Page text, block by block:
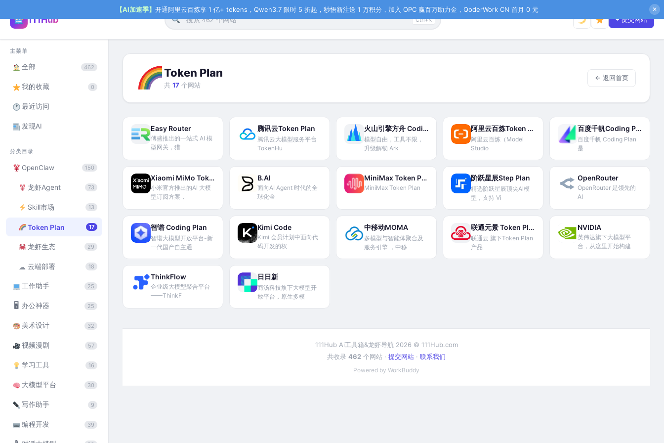
【AI加速季】 开通阿里云百炼享 1 亿+ tokens，Qwen3.7 限时 5 折起，秒悟新注送 1 万积分，加入 OPC 赢百万助力金，QoderWork CN 首月 0 元 ✕
111Hub Ctrl+K + 提交网站
主菜单
全部 462
我的收藏 0
最近访问
发现AI
分类目录
OpenClaw 150
龙虾Agent 73
Skill市场 13
Token Plan 17
龙虾生态 29
☁ 云端部署 18
工作助手 25
🖥 办公神器 25
美术设计 32
视频漫剧 57
学习工具 16
大模型平台 30
写作助手 9
编程开发 39
Token Plan
共 17 个网站
← 返回首页
Easy Router
傅盛推出的一站式 AI 模
型网关，猎
腾讯云Token Plan
腾讯云大模型服务平台
TokenHu
火山引擎方舟 Coding Plan
模型自由，工具不限，
升级解锁 Ark
阿里云百炼Token Plan
阿里云百炼（Model
Studio
百度千帆Coding Plan
百度千帆 Coding Plan
是
Xiaomi MiMo Token Plan
小米官方推出的AI 大模
型订阅方案，
B.AI
面向AI Agent 时代的全
球化金
MiniMax Token Plan
MiniMax Token Plan
阶跃星辰Step Plan
精选阶跃星辰顶尖Al模
型，支持 Vi
OpenRouter
OpenRouter 是领先的
AI
智谱 Coding Plan
智谱大模型开放平台-新
一代国产自主通
Kimi Code
Kimi 会员计划中面向代
码开发的权
中移动MOMA
多模型与智能体聚合及
服务引擎 ，中移
联通元景 Token Plan
联通云 旗下Token Plan
产品
NVIDIA
英伟达旗下大模型平
台，从这里开始构建
ThinkFlow
企业级大模型聚合平台
——ThinkF
日日新
商汤科技旗下大模型开
放平台，原生多模
111Hub Ai工具箱&龙虾导航 2026 © 111Hub.com
共收录 462 个网站 · 提交网站 · 联系我们
Powered by WorkBuddy